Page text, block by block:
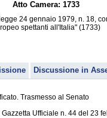
Atto Camera: 1733
24 gennaio 1979, n. 18,
spettanti all'Italia" (1733)
Discussione in
Trasmesso al Senato
Ufficiale n. 44 del 23